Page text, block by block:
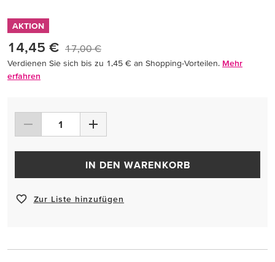
AKTION
14,45 € 17,00 €
Verdienen Sie sich bis zu 1,45 € an Shopping-Vorteilen. Mehr
erfahren
IN DEN WARENKORB
Zur Liste hinzufügen